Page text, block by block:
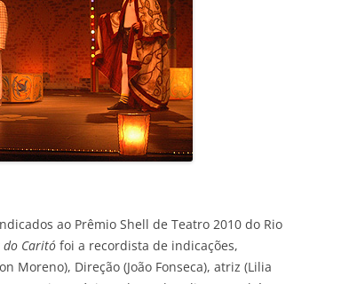
ao Prêmio Shell de Teatro 2010 do Rio
Caritó foi a recordista de indicações,
Moreno), Direção (João Fonseca), atriz (Lilia